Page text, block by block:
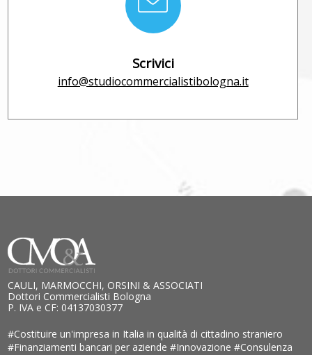
Scrivici
info@studiocommercialistibologna.it
CAULI, MARMOCCHI, ORSINI & ASSOCIATI
Dottori Commercialisti Bologna
P. IVA e CF: 04137030377
#Costituire un'impresa in Italia in qualità di cittadino straniero
#Finanziamenti bancari per aziende#Innovazione#Consulenza